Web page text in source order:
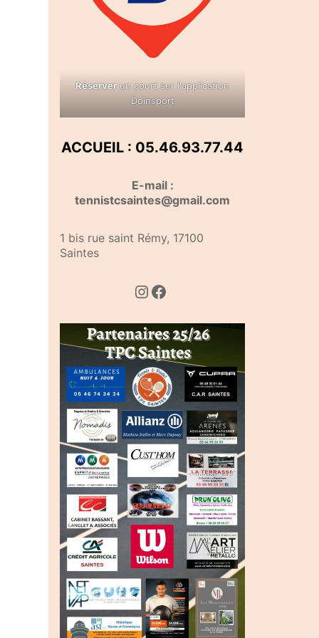
Réserverun court sur l'application
Doinsport
ACCUEIL : 05.46.93.77.44
E-mail :
tennistcsaintes@gmail.com
1 bis rue saint Rémy, 17100
Saintes
Instagram
Facebook